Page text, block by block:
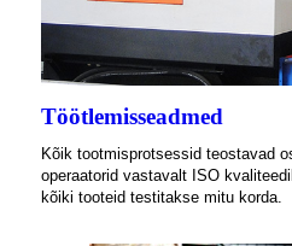
Töötlemisseadmed
Kõik tootmisprotsessid teostavad
operaatorid vastavalt ISO
kõiki tooteid testitakse mitu korda.